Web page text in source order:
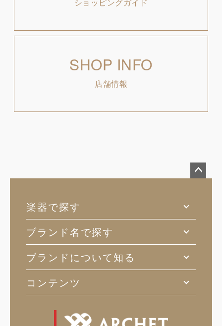
SHOP INFO
店舗情報
へ
楽器で探す
ブランド名で探す
ブランドについて知る
コンテンツ